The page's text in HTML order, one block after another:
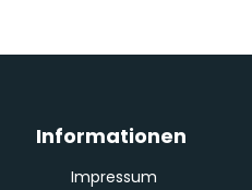
Informationen
Impressum